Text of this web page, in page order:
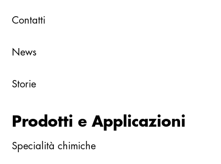
Contatti
News
Storie
Prodotti e Applicazioni
Specialità chimiche